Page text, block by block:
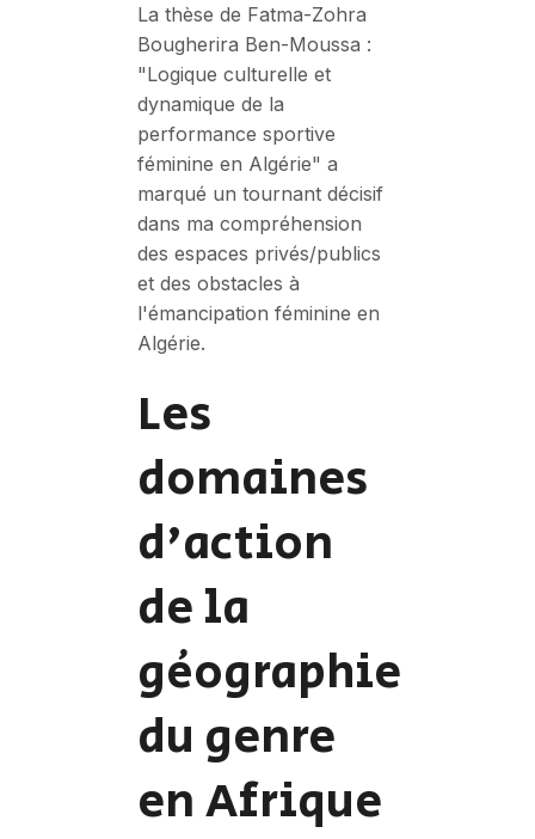
La thèse de Fatma-Zohra
Bougherira Ben-Moussa :
"Logique culturelle et
dynamique de la
performance sportive
féminine en Algérie" a
marqué un tournant décisif
dans ma compréhension
des espaces privés/publics
et des obstacles à
l'émancipation féminine en
Algérie.
Les
domaines
d'action
de la
géographie
du genre
en Afrique